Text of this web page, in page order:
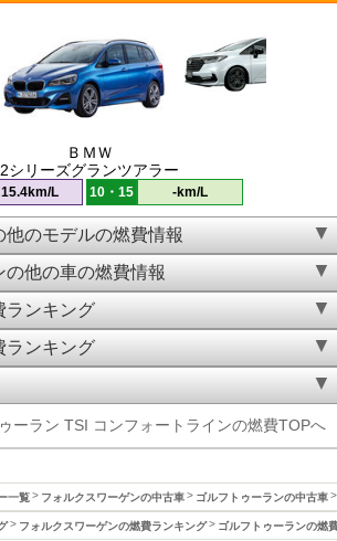
ＢＭＷ
2シリーズグランツアラー
15.4km/L 10・15 -km/L
他のモデルの燃費情報
他の車の燃費情報
ランキング
ランキング
ーラン TSI コンフォートラインの燃費TOPへ
一覧 フォルクスワーゲンの中古車 ゴルフトゥーランの中古車
フォルクスワーゲンの燃費ランキング ゴルフトゥーランの燃